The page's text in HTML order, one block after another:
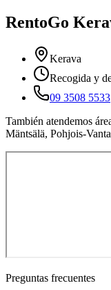
RentoGo
Kerava
Recogida y
09 3508 5533
También atendemos
Mäntsälä, Pohjois-
Preguntas frecuentes